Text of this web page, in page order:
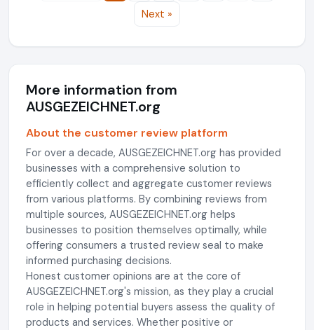
Next »
More information from
AUSGEZEICHNET.org
About the customer review platform
For over a decade, AUSGEZEICHNET.org has provided
businesses with a comprehensive solution to
efficiently collect and aggregate customer reviews
from various platforms. By combining reviews from
multiple sources, AUSGEZEICHNET.org helps
businesses to position themselves optimally, while
offering consumers a trusted review seal to make
informed purchasing decisions.
Honest customer opinions are at the core of
AUSGEZEICHNET.org's mission, as they play a crucial
role in helping potential buyers assess the quality of
products and services. Whether positive or